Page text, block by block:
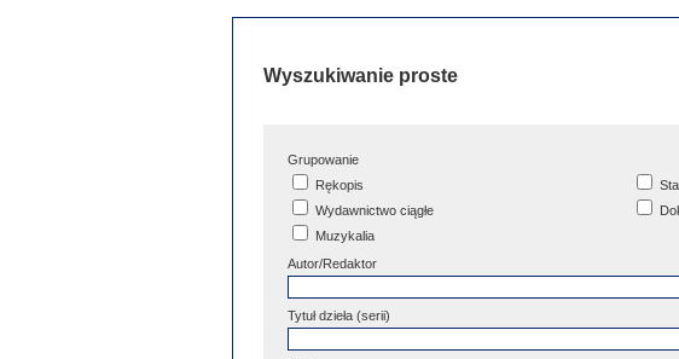
Wyszukiwanie proste
Grupowanie
Rękopis
Wydawnictwo ciągłe
Muzykalia
Autor/Redaktor
Tytuł dzieła (serii)